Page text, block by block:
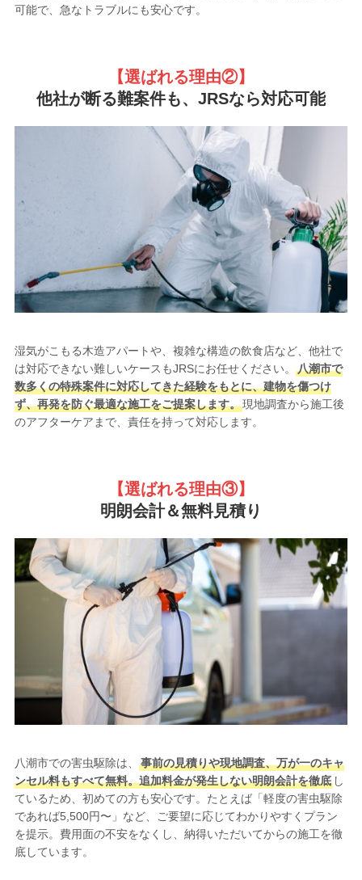
可能で、急なトラブルにも安心です。
【選ばれる理由②】
他社が断る難案件も、JRSなら対応可能
湿気がこもる木造アパートや、複雑な構造の飲食店など、他社で
は対応できない難しいケースもJRSにお任せください。
八潮市で
数多くの特殊案件に対応してきた経験をもとに、建物を傷つけ
ず、再発を防ぐ最適な施工をご提案します。現地調査から施工後
のアフターケアまで、責任を持って対応します。
【選ばれる理由③】
明朗会計＆無料見積り
八潮市での害虫駆除は、
事前の見積りや現地調査、万が一のキャ
ンセル料もすべて無料。追加料金が発生しない明朗会計を徹底し
ているため、初めての方も安心です。たとえば「軽度の害虫駆除
であれば5,500円〜」など、ご要望に応じてわかりやすくプラン
を提示。費用面の不安をなくし、納得いただいてからの施工を徹
底しています。